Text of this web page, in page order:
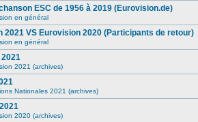
ESC de 1956 à 2019 (Eurovision.de)
en général
2021 VS Eurovision 2020 (Participants de retour)
en général
2021
2021 (archives)
Nationales 2021 (archives)
2020 (archives)